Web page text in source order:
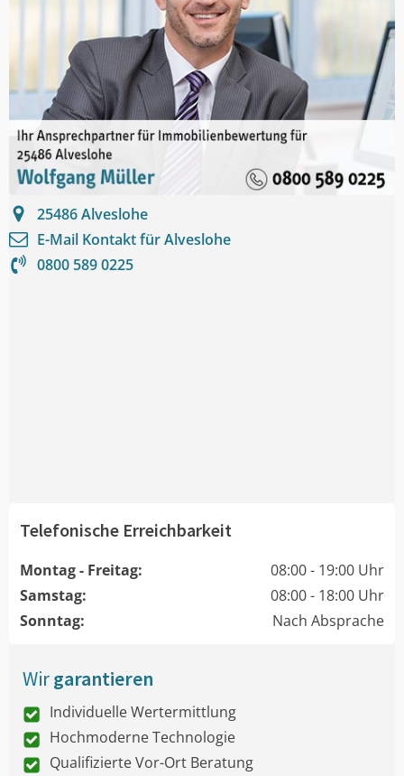
25486Alveslohe
E-Mail Kontakt fürAlveslohe
0800 589 0225
Telefonische Erreichbarkeit
Montag - Freitag:
08:00 - 19:00 Uhr
Samstag:
08:00 - 18:00 Uhr
Sonntag:
Nach Absprache
Wirgarantieren
Individuelle Wertermittlung
Hochmoderne Technologie
Qualifizierte Vor-Ort Beratung